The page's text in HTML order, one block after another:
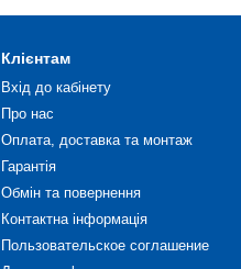
Клієнтам
Вхід до кабінету
Про нас
Оплата, доставка та монтаж
Гарантія
Обмін та повернення
Контактна інформація
Пользовательское соглашение